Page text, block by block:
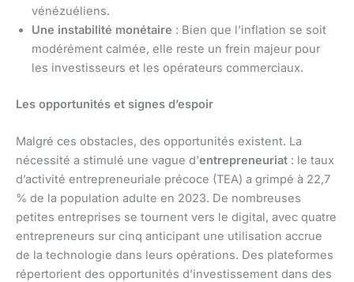
vénézuéliens.
Une instabilité monétaire : Bien que l’inflation se soit
modérément calmée, elle reste un frein majeur pour
les investisseurs et les opérateurs commerciaux.
Les opportunités et signes d’espoir
Malgré ces obstacles, des opportunités existent. La
nécessité a stimulé une vague d’entrepreneuriat : le taux
d’activité entrepreneuriale précoce (TEA) a grimpé à 22,7
% de la population adulte en 2023. De nombreuses
petites entreprises se tournent vers le digital, avec quatre
entrepreneurs sur cinq anticipant une utilisation accrue
de la technologie dans leurs opérations. Des plateformes
répertorient des opportunités d’investissement dans des